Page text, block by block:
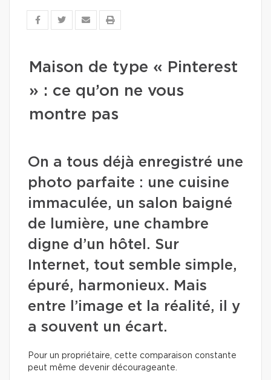
Maison de type « Pinterest
» : ce qu’on ne vous
montre pas
On a tous déjà enregistré une
photo parfaite : une cuisine
immaculée, un salon baigné
de lumière, une chambre
digne d’un hôtel. Sur
Internet, tout semble simple,
épuré, harmonieux. Mais
entre l’image et la réalité, il y
a souvent un écart.
Pour un propriétaire, cette comparaison constante
peut même devenir décourageante.